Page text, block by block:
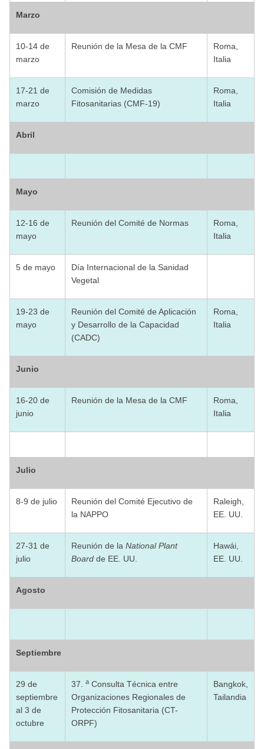
Marzo
10-14 de
marzo
Reunión de la Mesa de la CMF
Roma,
Italia
17-21 de
marzo
Comisión de Medidas
Fitosanitarias (CMF-19)
Roma,
Italia
Abril
Mayo
12-16 de
mayo
Reunión del Comité de Normas
Roma,
Italia
5 de mayo
Día Internacional de la Sanidad
Vegetal
19-23 de
mayo
Reunión del Comité de Aplicación
y Desarrollo de la Capacidad
(CADC)
Roma,
Italia
Junio
16-20 de
junio
Reunión de la Mesa de la CMF
Roma,
Italia
Julio
8-9 de julio
Reunión del Comité Ejecutivo de
la NAPPO
Raleigh,
EE. UU.
27-31 de
julio
Reunión de la National Plant
Board de EE. UU.
Hawái,
EE. UU.
Agosto
Septiembre
29 de
septiembre
al 3 de
octubre
37. a Consulta Técnica entre
Organizaciones Regionales de
Protección Fitosanitaria (CT-
ORPF)
Bangkok,
Tailandia